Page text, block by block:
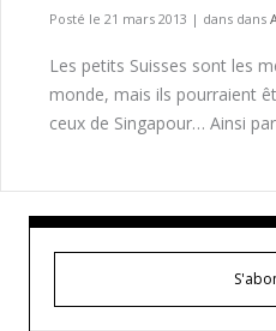
Posté le 21 mars 2013 | dans dans
Les petits Suisses sont les
monde, mais ils pourraient
ceux de Singapour… Ainsi